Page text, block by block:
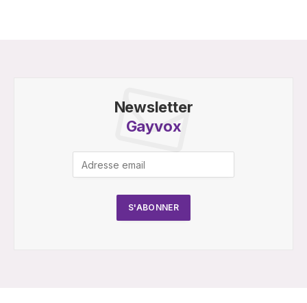
Newsletter
Gayvox